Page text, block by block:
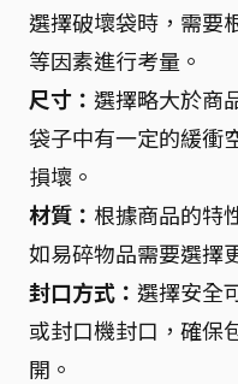
選擇破壞袋時，需要
等因素進行考量。
尺寸： 選擇略大於商
袋子中有一定的緩衝
損壞。
材質： 根據商品的特
如易碎物品需要選擇
封口方式： 選擇安全
或封口機封口，確保
開。